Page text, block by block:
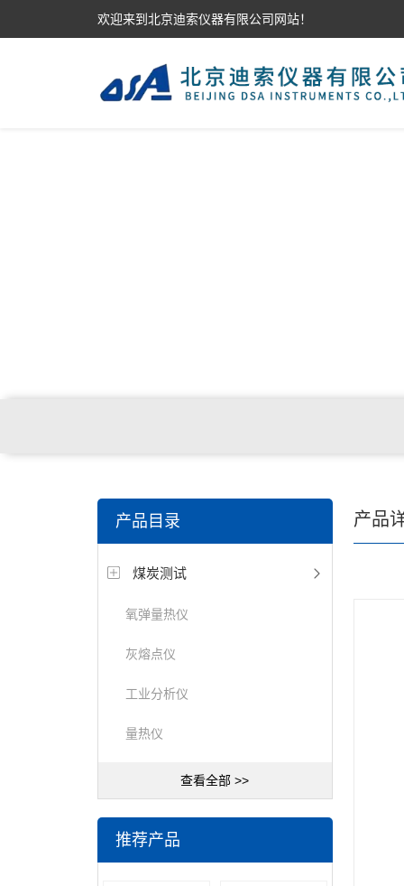
欢迎来到北京迪索仪器有限公司网站！
产品目录
煤炭测试
氧弹量热仪
灰熔点仪
工业分析仪
量热仪
查看全部 >>
推荐产品
产品